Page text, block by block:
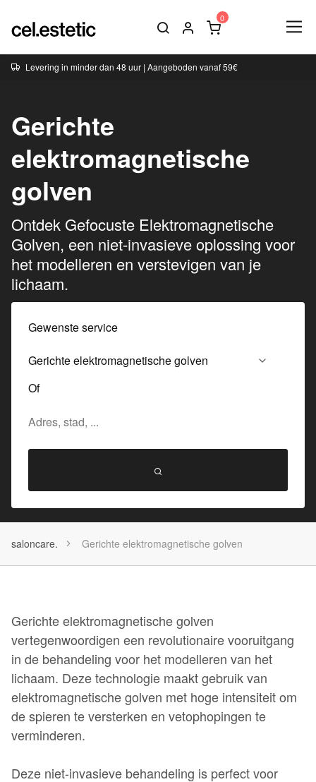
Levering in minder dan 48 uur | Aangeboden vanaf 59€
Gerichte
elektromagnetische
golven
Ontdek Gefocuste Elektromagnetische
Golven, een niet-invasieve oplossing voor
het modelleren en verstevigen van je
lichaam.
Gewenste service
Of
saloncare. Gerichte elektromagnetische golven
Gerichte elektromagnetische golven
vertegenwoordigen een revolutionaire vooruitgang
in de behandeling voor het modelleren van het
lichaam. Deze technologie maakt gebruik van
elektromagnetische golven met hoge intensiteit om
de spieren te versterken en vetophopingen te
verminderen.
Deze niet-invasieve behandeling is perfect voor